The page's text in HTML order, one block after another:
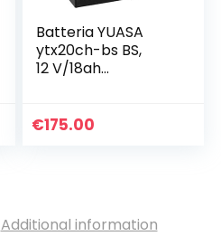
Batteria YUASA
ytx20ch-bs BS,
12 V/18ah
XL1000 V Varadero
€175.00
Additional information